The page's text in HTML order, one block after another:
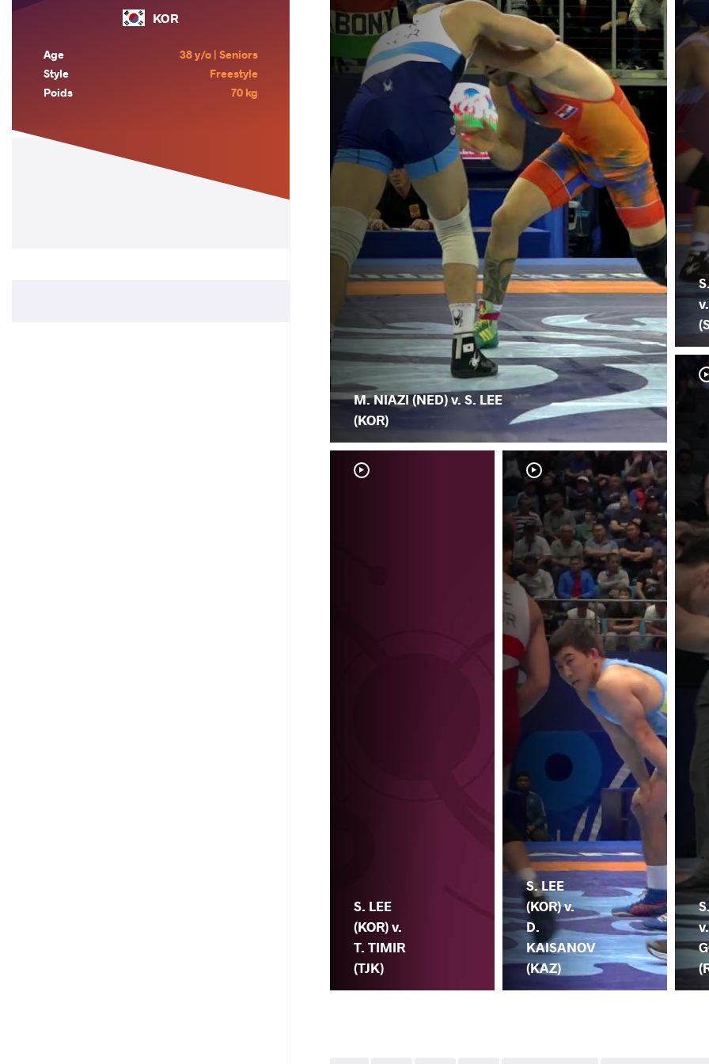
KOR
Age
38 y/o | Seniors
Style
Freestyle
Poids
70 kg
M. NIAZI (NED) v. S. LEE
(KOR)
S. LEE
(KOR) v.
T. TIMIR
(TJK)
S. LEE
(KOR) v.
D.
KAISANOV
(KAZ)